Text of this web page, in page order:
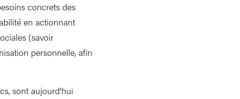
concrets des
en actionnant
(savoir
personnelle, afin
sont aujourd’hui